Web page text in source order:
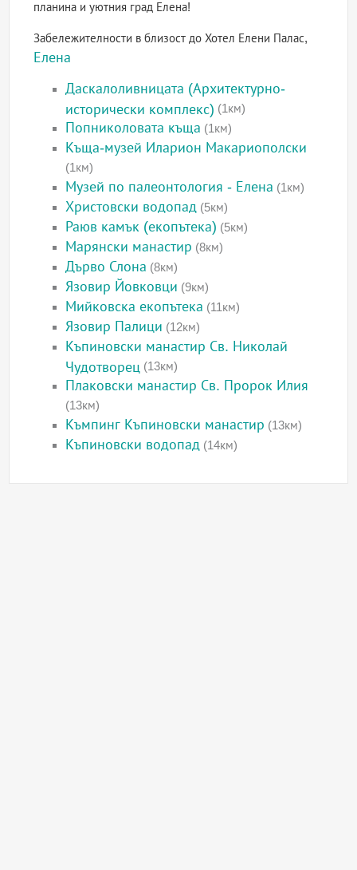
планина и уютния град Елена!
Забележителности в близост до Хотел Елени Палас,
Елена
Даскалоливницата (Архитектурно-
исторически комплекс) (1км)
Попниколовата къща (1км)
Къща-музей Иларион Макариополски
(1км)
Музей по палеонтология - Елена (1км)
Христовски водопад (5км)
Раюв камък (екопътека) (5км)
Марянски манастир (8км)
Дърво Слона (8км)
Язовир Йовковци (9км)
Мийковска екопътека (11км)
Язовир Палици (12км)
Къпиновски манастир Св. Николай
Чудотворец (13км)
Плаковски манастир Св. Пророк Илия
(13км)
Къмпинг Къпиновски манастир (13км)
Къпиновски водопад (14км)